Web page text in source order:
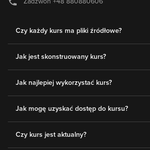
Czy każdy kurs ma pliki źródłowe?
Jak jest skonstruowany kurs?
Jak najlepiej wykorzystać kurs?
Jak mogę uzyskać dostęp do kursu?
Czy kurs jest aktualny?